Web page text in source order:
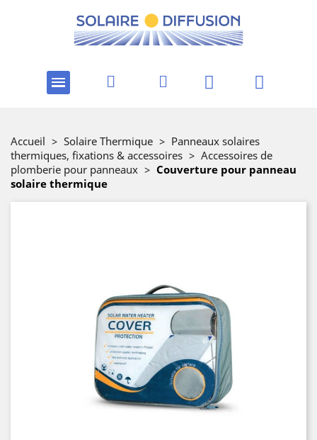
Accueil > Solaire Thermique > Panneaux solaires
thermiques, fixations & accessoires > Accessoires de
plomberie pour panneaux > Couverture pour panneau
solaire thermique